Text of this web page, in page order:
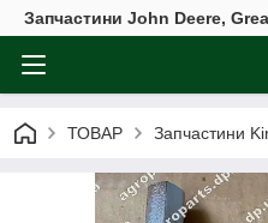
Запчастини John Deere,
ТОВАР Запчастини